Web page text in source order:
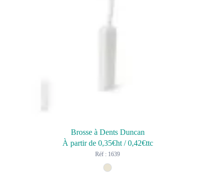
Brosse à Dents Duncan
À partir de 0,35€ht/0,42€ttc
Réf : 1639